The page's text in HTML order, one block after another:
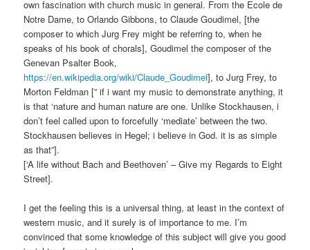
own fascination with church music in general. From the Ecole de
Notre Dame, to Orlando Gibbons, to Claude Goudimel, [the
composer to which Jurg Frey might be referring to, when he
speaks of his book of chorals], Goudimel the composer of the
Genevan Psalter Book,
https://en.wikipedia.org/wiki/Claude_Goudimel], to Jurg Frey, to
Morton Feldman [” if i want my music to demonstrate anything, it
is that ‘nature and human nature are one. Unlike Stockhausen, i
don’t feel called upon to forcefully ‘mediate’ between the two.
Stockhausen believes in Hegel; i believe in God. it is as simple
as that”].
[‘A life without Bach and Beethoven’ – Give my Regards to Eight
Street].
I get the feeling this is a universal thing, at least in the context of
western music, and it surely is of importance to me. I’m
convinced that some knowledge of this subject will give you good